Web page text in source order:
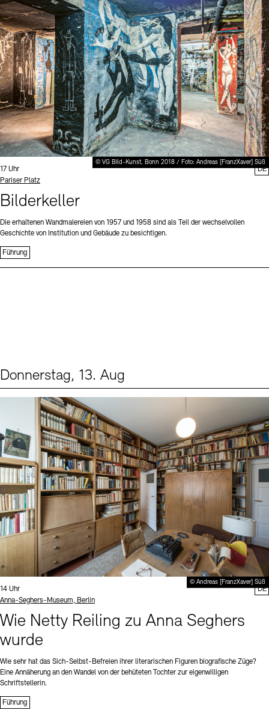
Stellenangebote Newsletter Presse
Nachhaltigkeit Kontakt
Digitale Sammlungen Exil-Archive
© VG Bild-Kunst, Bonn 2018 / Foto: Andreas [FranzXaver] Süß
Uhrzeit:
17 Uhr
Standort
Pariser Platz
Bilderkeller
Die erhaltenen Wandmalereien von 1957 und 1958 sind als Teil der wechselvollen
Geschichte von Institution und Gebäude zu besichtigen.
Führung
DE
Donnerstag, 13. Aug
© Andreas [FranzXaver] Süß
Uhrzeit:
14 Uhr
Standort
Anna-Seghers-Museum, Berlin
Wie Netty Reiling zu Anna Seghers
wurde
Wie sehr hat das Sich-Selbst-Befreien ihrer literarischen Figuren biografische Züge?
Eine Annäherung an den Wandel von der behüteten Tochter zur eigenwilligen
Schriftstellerin.
Führung
DE